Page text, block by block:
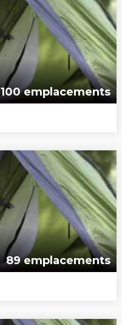
100 emplacements
89 emplacements